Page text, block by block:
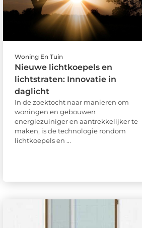
Woning En Tuin
Nieuwe lichtkoepels en
lichtstraten: Innovatie in
daglicht
In de zoektocht naar manieren om
woningen en gebouwen
energiezuiniger en aantrekkelijker te
maken, is de technologie rondom
lichtkoepels en ...